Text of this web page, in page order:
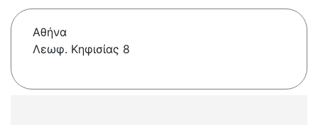
Αθήνα
Λεωφ. Κηφισίας 8